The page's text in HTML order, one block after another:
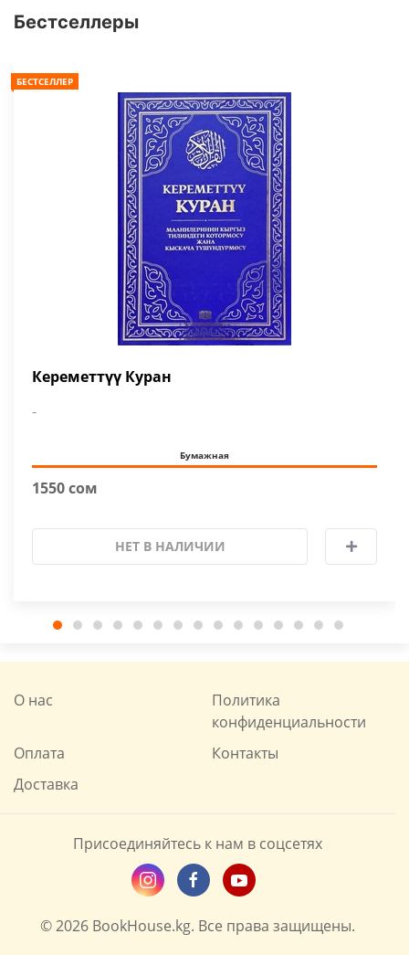
Бестселлеры
БЕСТСЕЛЛЕР
Кереметтүү Куран
-
Бумажная
1550 сом
НЕТ В НАЛИЧИИ
О нас
Политика
конфиденциальности
Оплата
Контакты
Доставка
Присоединяйтесь к нам в соцсетях
© 2026 BookHouse.kg. Все права защищены.